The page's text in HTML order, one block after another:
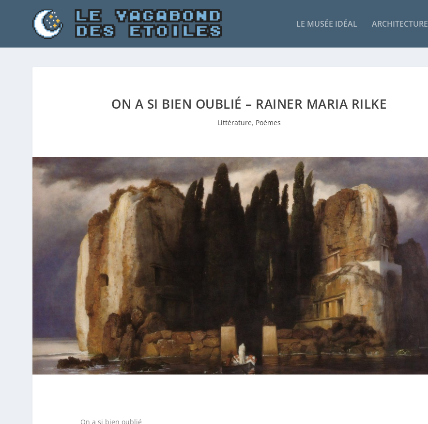
LE MUSÉE IDÉAL ARCHITECTURE
ON A SI BIEN OUBLIÉ – RAINER MARIA RILKE
Littérature, Poèmes
On a si bien oublié